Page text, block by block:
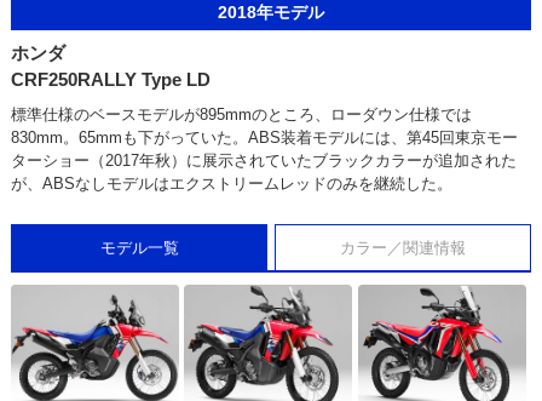
2018年モデル
ホンダ
CRF250RALLY Type LD
標準仕様のベースモデルが895mmのところ、ローダウン仕様では
830mm。65mmも下がっていた。ABS装着モデルには、第45回東京モー
ターショー（2017年秋）に展示されていたブラックカラーが追加された
が、ABSなしモデルはエクストリームレッドのみを継続した。
モデル一覧 カラー／関連情報